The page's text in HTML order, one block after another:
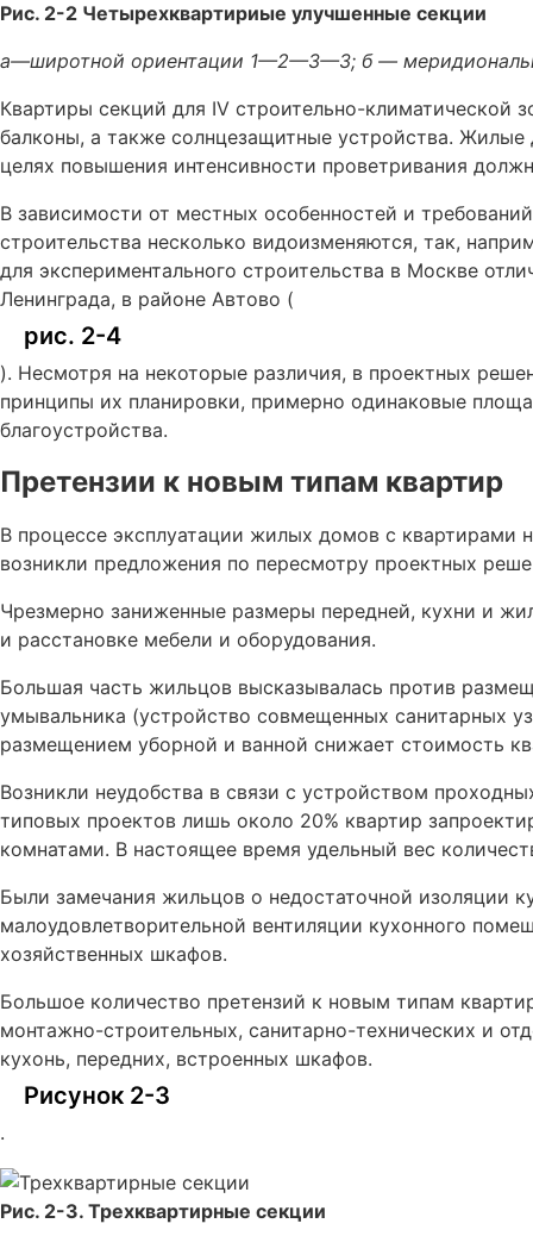
Рис. 2-2 Четырехквартириые улучшенные секции
а—широтной ориентации 1—2—3—3; б —
Квартиры секций для IV строительно-
балконы, а также солнцезащитные устройства.
целях повышения интенсивности проветривания
В зависимости от местных особенностей и
строительства несколько видоизменяются, так,
для экспериментального строительства в Москве
Ленинграда, в районе Автово (
рис. 2-4
). Несмотря на некоторые различия, в проектных
принципы их планировки, примерно одинаковые
благоустройства.
Претензии к новым типам квартир
В процессе эксплуатации жилых домов с квартирами
возникли предложения по пересмотру проектных
Чрезмерно заниженные размеры передней, кухни и
и расстановке мебели и оборудования.
Большая часть жильцов высказывалась против
умывальника (устройство совмещенных санитарных
размещением уборной и ванной снижает стоимость
Возникли неудобства в связи с устройством
типовых проектов лишь около 20% квартир
комнатами. В настоящее время удельный вес
Были замечания жильцов о недостаточной изоляции
малоудовлетворительной вентиляции кухонного
хозяйственных шкафов.
Большое количество претензий к новым типам
монтажно-строительных, санитарно-технических и
кухонь, передних, встроенных шкафов.
Рисунок 2-3
.
Рис. 2-3. Трехквартирные секции